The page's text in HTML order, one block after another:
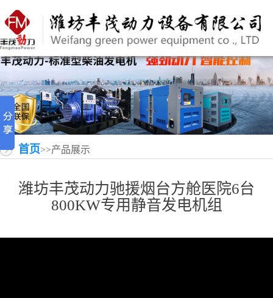
首页>>产品展示
潍坊丰茂动力驰援烟台方舱医院6台
800KW专用静音发电机组